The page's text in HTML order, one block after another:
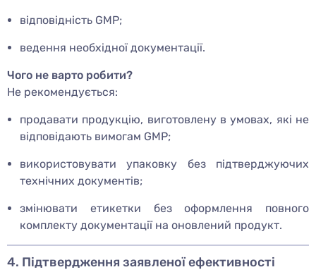
відповідність GMP;
ведення необхідної документації.
Чого не варто робити?
Не рекомендується:
продавати продукцію, виготовлену в умовах, які не
відповідають вимогам GMP;
використовувати упаковку без підтверджуючих
технічних документів;
змінювати етикетки без оформлення повного
комплекту документації на оновлений продукт.
4. Підтвердження заявленої ефективності